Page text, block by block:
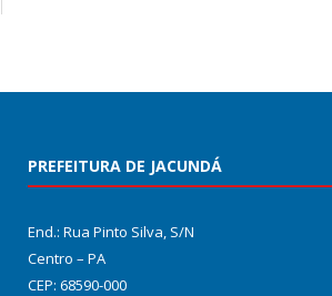
PREFEITURA DE JACUNDÁ
End.: Rua Pinto Silva, S/N
Centro – PA
CEP: 68590-000